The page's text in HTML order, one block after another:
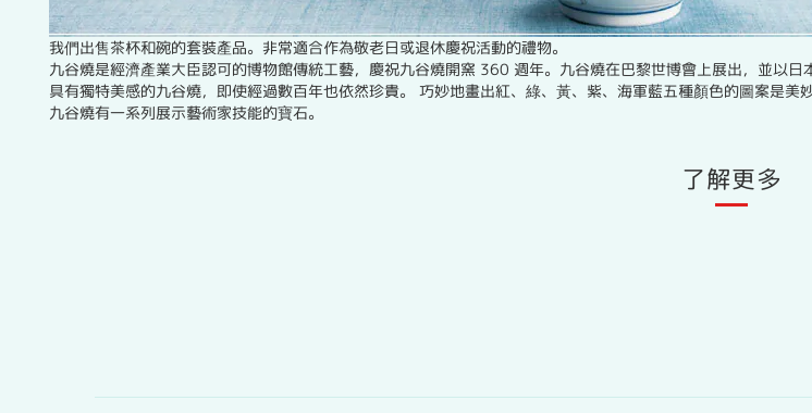
我們出售茶杯和碗的套裝產品。非常適合作為敬老日或退休慶祝活動的禮物。
九谷燒是經濟產業大臣認可的博物館傳統工藝，慶祝九谷燒開窯 360 週年。九谷燒在巴黎世博會上展出，並以日
具有獨特美感的九谷燒，即使經過數百年也依然珍貴。 巧妙地畫出紅、綠、黃、紫、海軍藍五種顏色的圖案是
九谷燒有一系列展示藝術家技能的寶石。
了解更多